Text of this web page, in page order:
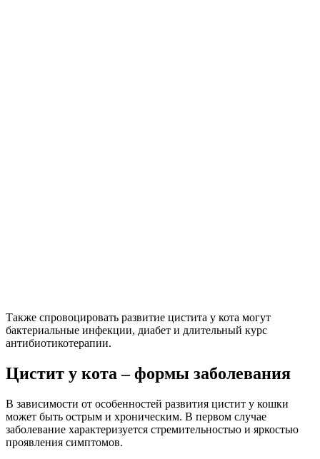
Также спровоцировать развитие цистита у кота могут
бактериальные инфекции, диабет и длительный курс
антибиотикотерапии.
Цистит у кота – формы заболевания
В зависимости от особенностей развития цистит у кошки
может быть острым и хроническим. В первом случае
заболевание характеризуется стремительностью и яркостью
проявления симптомов.